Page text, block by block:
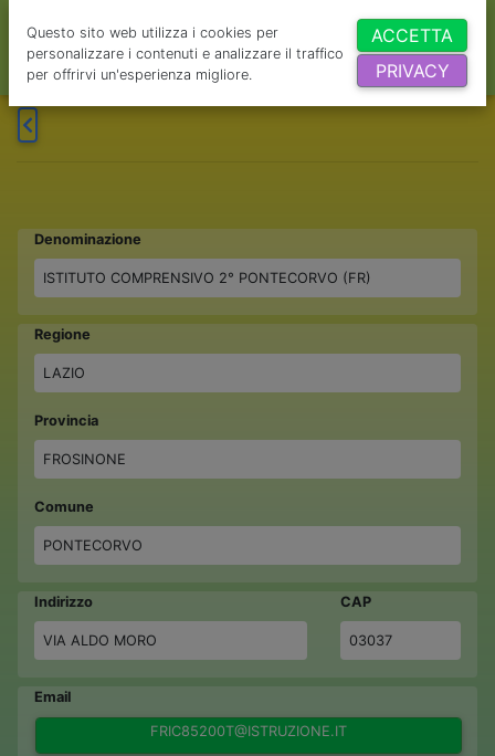
Questo sito web utilizza i cookies per
personalizzare i contenuti e analizzare il traffico
per offrirvi un'esperienza migliore.
ACCETTA
PRIVACY
Denominazione
ISTITUTO COMPRENSIVO 2° PONTECORVO (FR)
Regione
LAZIO
Provincia
FROSINONE
Comune
PONTECORVO
Indirizzo
VIA ALDO MORO
CAP
03037
Email
FRIC85200T@ISTRUZIONE.IT